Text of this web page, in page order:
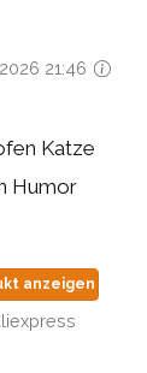
21:46
Katze
Humor
anzeigen